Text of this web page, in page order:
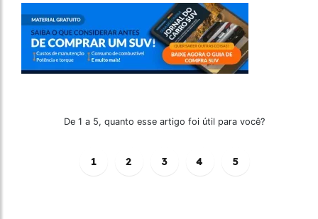
De 1 a 5, quanto esse artigo foi útil para você?
1 2 3 4 5